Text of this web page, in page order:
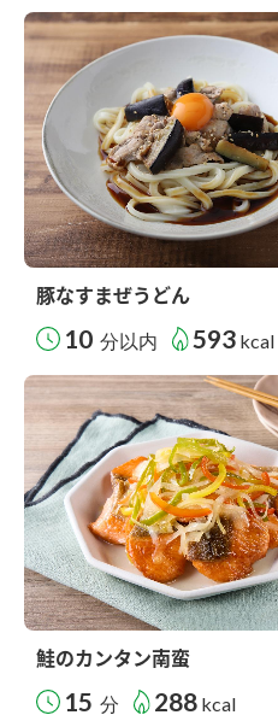
豚なすまぜうどん
10 分以内 593 kcal
鮭のカンタン南蛮
15 分 288 kcal